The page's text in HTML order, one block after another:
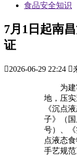
食品安全知识
7月1日起南
证
2026-06-29 22:24 
为建牢
地，压
《沉点
子》（
号）、
点液态
手艺规